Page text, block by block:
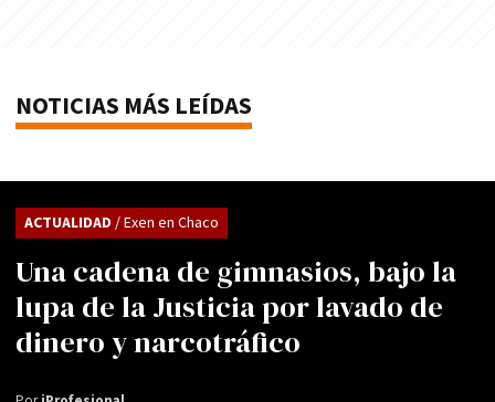
NOTICIAS MÁS LEÍDAS
Una cadena de gimnasios, bajo la
lupa de la Justicia por lavado de
dinero y narcotráfico
ACTUALIDAD / Exen en Chaco